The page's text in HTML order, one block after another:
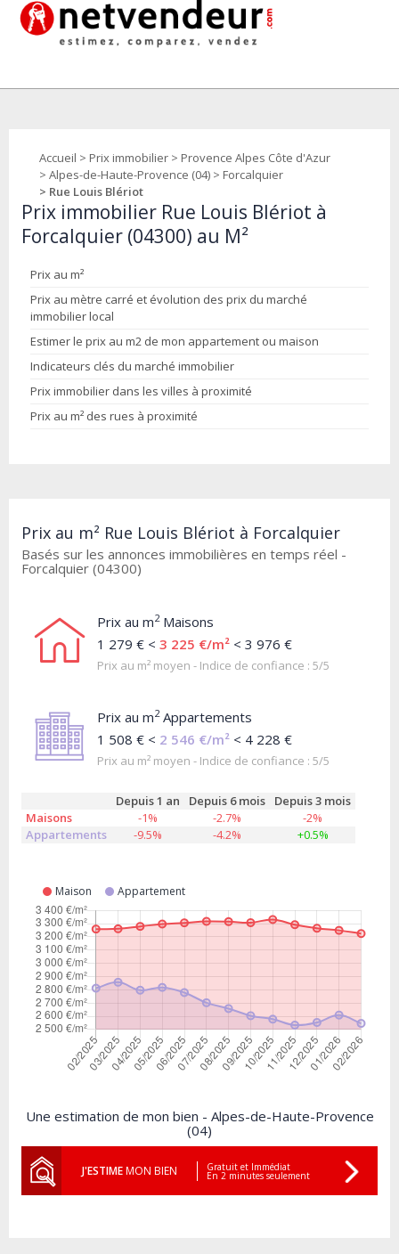
Accueil > Prix immobilier > Provence Alpes Côte d'Azur
> Alpes-de-Haute-Provence (04) > Forcalquier
> Rue Louis Blériot
Prix immobilier Rue Louis Blériot à
Forcalquier (04300) au M²
Prix au m²
Prix au mètre carré et évolution des prix du marché
immobilier local
Estimer le prix au m2 de mon appartement ou maison
Indicateurs clés du marché immobilier
Prix immobilier dans les villes à proximité
Prix au m² des rues à proximité
Prix au m² Rue Louis Blériot à Forcalquier
Basés sur les annonces immobilières en temps réel -
Forcalquier (04300)
Prix au m2Maisons
1 279 € < 3 225 €/m² < 3 976 €
Prix au m² moyen - Indice de confiance : 5/5
Prix au m2Appartements
1 508 € < 2 546 €/m² < 4 228 €
Prix au m² moyen - Indice de confiance : 5/5
Depuis 1 an Depuis 6 mois
Depuis 3 mois
Maisons
-1% -2.7%
-2%
Appartements
-9.5% -4.2% +0.5%
Maison Appartement
Une estimation de mon bien - Alpes-de-Haute-Provence
(04)
J'ESTIMEMON BIEN Gratuit et Immédiat
En 2 minutes seulement